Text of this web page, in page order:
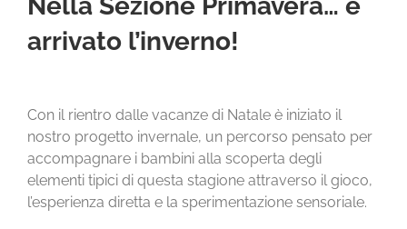
CHI SIAMO
LE NOSTRE ESPERIENZE
INFORMAZIONI E ISCRIZIONI
arrivato l’inverno!
Con il rientro dalle vacanze di Natale è iniziato il
nostro progetto invernale, un percorso pensato per
accompagnare i bambini alla scoperta degli
elementi tipici di questa stagione attraverso il gioco,
l’esperienza diretta e la sperimentazione sensoriale.